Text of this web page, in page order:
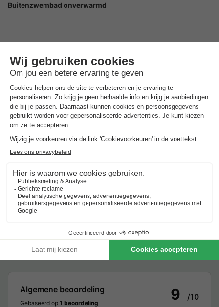
Buitenzwembad onverwarmd
Aangeboden activiteiten en animatie
Zwemfaciliteiten, Amusement, Sport en Vrije Tijd
Voorzieningen ter plaatse en in de buurt
Sport & Wellnes, Winkels & Restaurants, Verhuur &
Faciliteiten, Diversen
Beoordeling
9 /10
Beoordeling
1 beoordelingen op onze website
Algemene beoordeling
Gebaseerd op 1 beoordeling 9 /10